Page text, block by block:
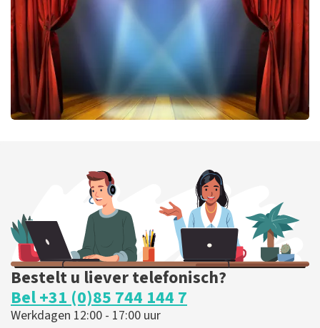
BESTEL NU
BESTEL NU
Bestelt u liever telefonisch?
Bel +31 (0)85 744 144 7
Werkdagen 12:00 - 17:00 uur